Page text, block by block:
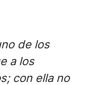
de los
a los
con ella no